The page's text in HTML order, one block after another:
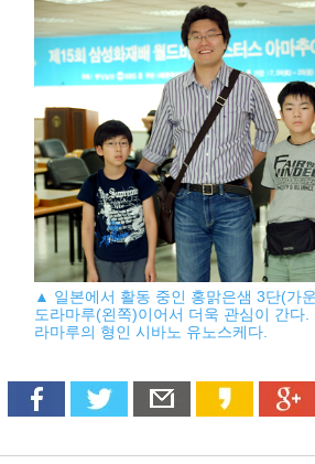
▲ 일본에서 활동 중인 홍맑은샘 3단(가
도라마루(왼쪽)이어서 더욱 관심이 간다.
라마루의 형인 시바노 유노스케다.